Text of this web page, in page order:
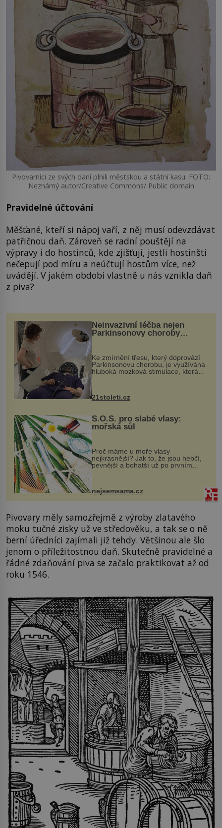
Pivovarníci ze svých daní plnili městskou a státní kasu. FOTO:
Neznámý autor/Creative Commons/ Public domain
Pravidelné účtování
Měšťané, kteří si nápoj vaří, z něj musí odevzdávat
patřičnou daň. Zároveň se radní pouštějí na
výpravy i do hostinců, kde zjišťují, jestli hostinští
nečepují pod míru a neúčtují hostům více, než
uvádějí. V jakém období vlastně u nás vznikla daň
z piva?
Neinvazivní léčba nejen
Parkinsonovy choroby
Ke zmírnění třesu, který doprovází
Parkinsonovu chorobu, je využívána
hluboká mozková stimulace, která
však vyžaduje vysoce invazivní
k dostatečně přesnému zacílení ...
21stoleti.cz
S.O.S. pro slabé vlasy:
mořská sůl
Proč máme u moře vlasy
nejkrásnější? Jak to, že jsou hebčí,
pevnější a bohatší už po prvním
vlasy. ...
nejsemsama.cz
Pivovary měly samozřejmě z výroby zlatavého
moku tučné zisky už ve středověku, a tak se o ně
berní úředníci zajímali již tehdy. Většinou ale šlo
jenom o příležitostnou daň. Skutečně pravidelné a
řádné zdaňování piva se začalo praktikovat až od
roku 1546.